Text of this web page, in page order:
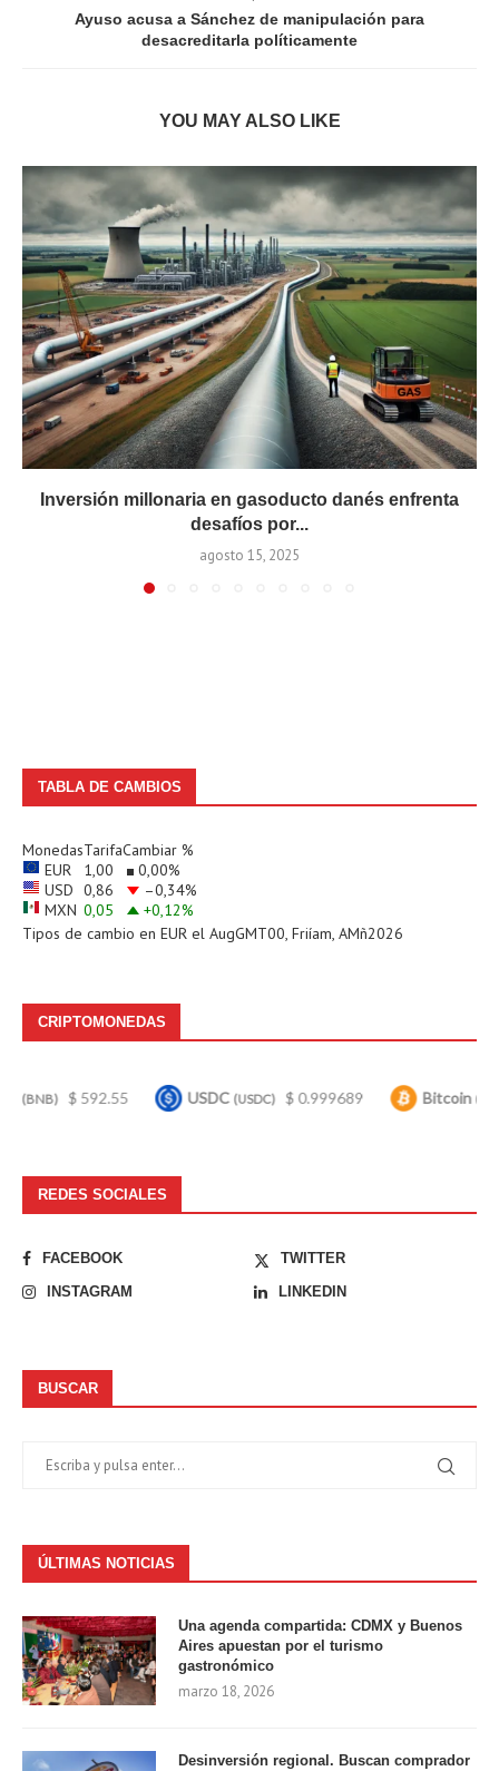
Ayuso acusa a Sánchez de manipulación para
desacreditarla políticamente
YOU MAY ALSO LIKE
Inversión millonaria en gasoducto danés enfrenta
desafíos por...
agosto 15, 2025
TABLA DE CAMBIOS
MonedasTarifaCambiar %
EUR
1,00 0,00%
USD 0,86 –0,34%
MXN 0,05 +0,12%
Tipos de cambio en EUR el AugGMT00, Friíam, AMñ2026
CRIPTOMONEDAS
592.55 USDC(USDC) $ 0.999689 Bitcoin(BTC) $
REDES SOCIALES
FACEBOOK
TWITTER
INSTAGRAM
LINKEDIN
BUSCAR
ÚLTIMAS NOTICIAS
Una agenda compartida: CDMX y Buenos
Aires apuestan por el turismo
gastronómico
marzo 18, 2026
Desinversión regional. Buscan comprador